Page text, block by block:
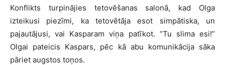
Konflikts turpinājies tetovēšanas salonā, kad Olga
izteikusi piezīmi, ka tetovētāja esot simpātiska, un
pajautājusi, vai Kasparam viņa patīkot. “Tu slima esi!”
Olgai pateicis Kaspars, pēc kā abu komunikācija sāka
pāriet augstos toņos.